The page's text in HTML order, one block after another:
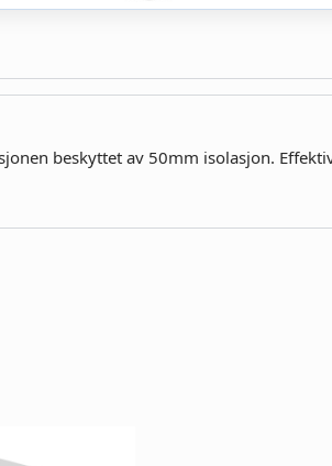
beskyttet av 50mm isolasjon.